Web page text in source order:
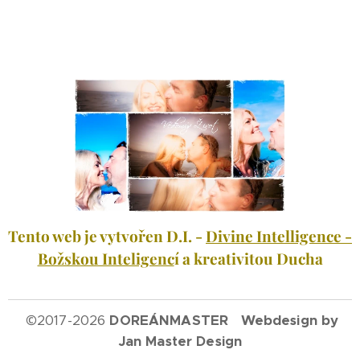
Tento web je vytvořen D.I. -Divine Intelligence -
Božskou Inteligencí a kreativitou Ducha
©2017-2026 DOREÁNMASTER Webdesign by
Jan Master Design